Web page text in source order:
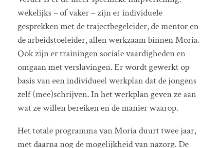
wekelijks – of vaker – zijn er individuele
gesprekken met de trajectbegeleider, de mentor en
de arbeidstoeleider, allen werkzaam binnen Moria.
Ook zijn er trainingen sociale vaardigheden en
omgaan met verslavingen. Er wordt gewerkt op
basis van een individueel werkplan dat de jongens
zelf (mee)schrijven. In het werkplan geven ze aan
wat ze willen bereiken en de manier waarop.
Het totale programma van Moria duurt twee jaar,
met daarna nog de mogelijkheid van nazorg. De